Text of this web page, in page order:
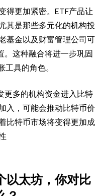
得更加紧密。ETF产品让
其是那些多元化的机构投
基金以及财富管理公司可
。这种融合将进一步巩固
工具的角色。
更多的机构资金进入比特
入，可能会推动比特币价
比特币市场将变得更加成
以太坊，你对比